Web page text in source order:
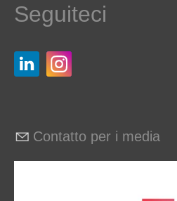
Seguiteci
Contatto per i media